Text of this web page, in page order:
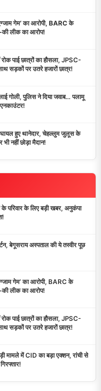
गेम’ का आरोपी, BARC के
लीक का आरोप!
पाई छात्रों का हौसला, JPSC-
सड़कों पर उतरे हजारों छात्र!
गोली, पुलिस ने दिया जवाब… पलामू
घायल हुए थानेदार, चेहल्लुम जुलूस के
नहीं छोड़ा मैदान!
परिवार के लिए बड़ी खबर, अनुकंपा
बेगूसराय अस्पताल की ये तस्वीर पूछ
गेम’ का आरोपी, BARC के
लीक का आरोप!
पाई छात्रों का हौसला, JPSC-
सड़कों पर उतरे हजारों छात्र!
में CID का बड़ा एक्शन, रांची से